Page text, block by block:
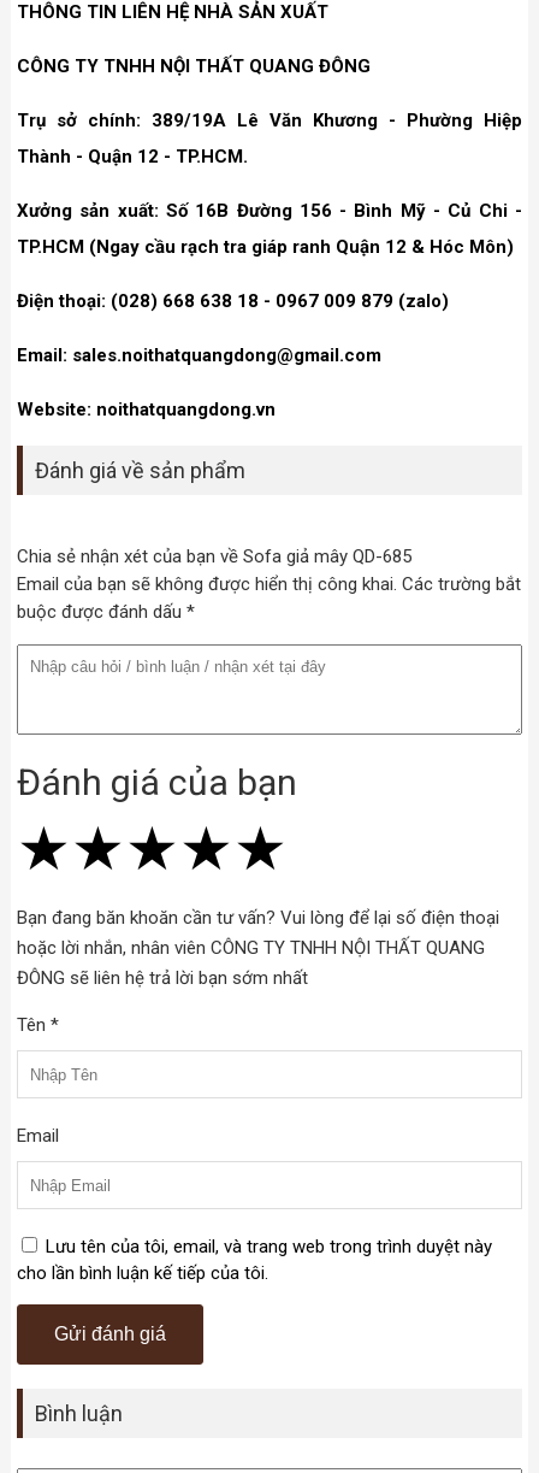
THÔNG TIN LIÊN HỆ NHÀ SẢN XUẤT
CÔNG TY TNHH NỘI THẤT QUANG ĐÔNG
Trụ sở chính: 389/19A Lê Văn Khương - Phường Hiệp
Thành - Quận 12 - TP.HCM.
Xưởng sản xuất: Số 16B Đường 156 - Bình Mỹ - Củ Chi -
TP.HCM (Ngay cầu rạch tra giáp ranh Quận 12 & Hóc Môn)
Điện thoại: (028) 668 638 18 - 0967 009 879 (zalo)
Email: sales.noithatquangdong@gmail.com
Website: noithatquangdong.vn
Đánh giá về sản phẩm
Chia sẻ nhận xét của bạn về Sofa giả mây QD-685
Email của bạn sẽ không được hiển thị công khai. Các trường bắt
buộc được đánh dấu *
Đánh giá của bạn
★
★★
★★★
★★★★
★★★★★
Bạn đang băn khoăn cần tư vấn? Vui lòng để lại số điện thoại
hoặc lời nhắn, nhân viên CÔNG TY TNHH NỘI THẤT QUANG
ĐÔNG sẽ liên hệ trả lời bạn sớm nhất
Tên *
Email
Lưu tên của tôi, email, và trang web trong trình duyệt này
cho lần bình luận kế tiếp của tôi.
Bình luận